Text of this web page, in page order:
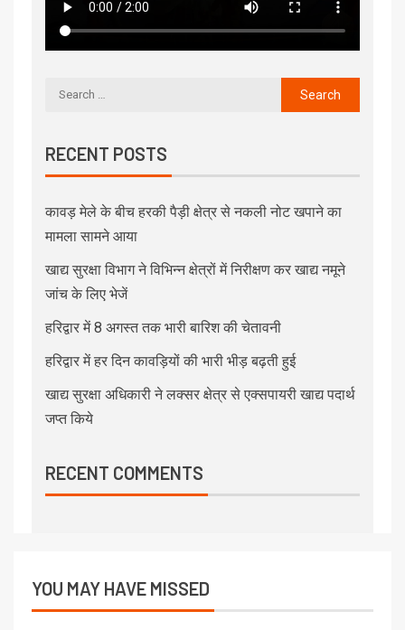
RECENT POSTS
कावड़ मेले के बीच हरकी पैड़ी क्षेत्र से नकली नोट खपाने का
मामला सामने आया
खाद्य सुरक्षा विभाग ने विभिन्न क्षेत्रों में निरीक्षण कर खाद्य नमूने
जांच के लिए भेजें
हरिद्वार में 8 अगस्त तक भारी बारिश की चेतावनी
हरिद्वार में हर दिन कावड़ियों की भारी भीड़ बढ़ती हुई
खाद्य सुरक्षा अधिकारी ने लक्सर क्षेत्र से एक्सपायरी खाद्य पदार्थ
जप्त किये
RECENT COMMENTS
YOU MAY HAVE MISSED